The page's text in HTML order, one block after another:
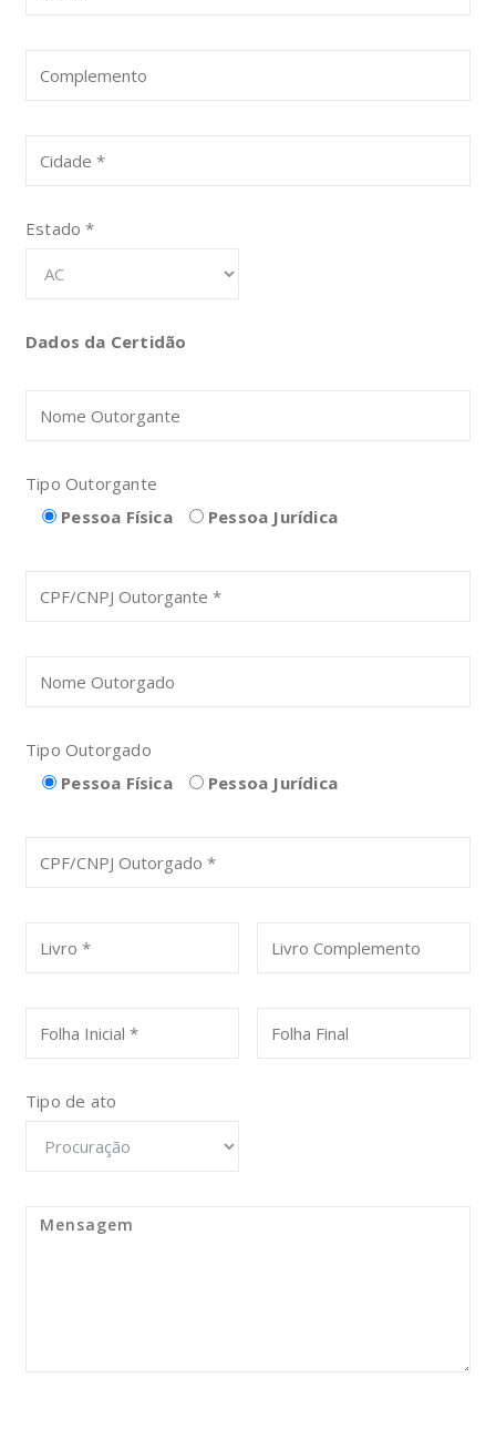
Estado *
Dados da Certidão
Tipo Outorgante
Pessoa Física
Pessoa Jurídica
Tipo Outorgado
Pessoa Física
Pessoa Jurídica
Tipo de ato